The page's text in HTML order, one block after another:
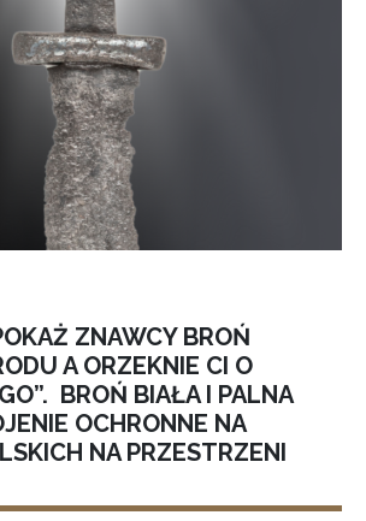
ZNAWCY BROŃ
A ORZEKNIE CI O
BROŃ BIAŁA I PALNA
OCHRONNE NA
NA PRZESTRZENI